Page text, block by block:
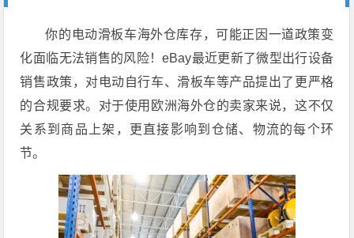
你的电动滑板车海外仓库存，可能正因一道政策变
化面临无法销售的风险！eBay最近更新了微型出行设备
销售政策，对电动自行车、滑板车等产品提出了更严格
的合规要求。对于使用欧洲海外仓的卖家来说，这不仅
关系到商品上架，更直接影响到仓储、物流的每个环
节。